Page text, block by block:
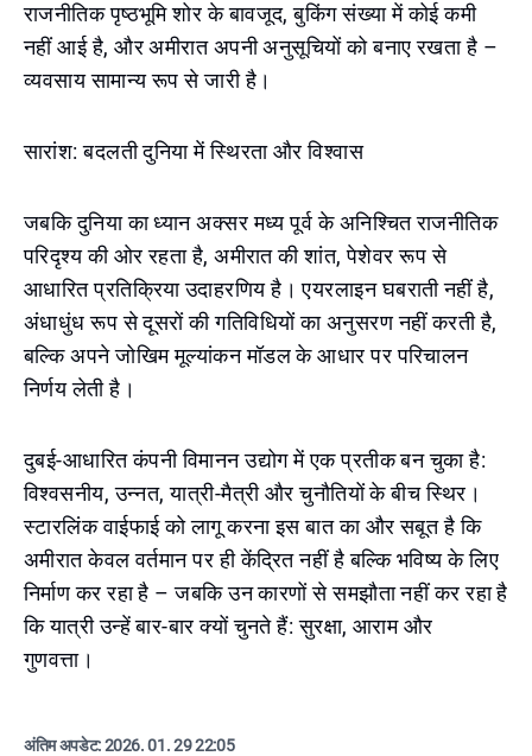
राजनीतिक पृष्ठभूमि शोर के बावजूद, बुकिंग संख्या में कोई कमी
नहीं आई है, और अमीरात अपनी अनुसूचियों को बनाए रखता है –
व्यवसाय सामान्य रूप से जारी है।
सारांश: बदलती दुनिया में स्थिरता और विश्वास
जबकि दुनिया का ध्यान अक्सर मध्य पूर्व के अनिश्चित राजनीतिक
परिदृश्य की ओर रहता है, अमीरात की शांत, पेशेवर रूप से
आधारित प्रतिक्रिया उदाहरणिय है। एयरलाइन घबराती नहीं है,
अंधाधुंध रूप से दूसरों की गतिविधियों का अनुसरण नहीं करती है,
बल्कि अपने जोखिम मूल्यांकन मॉडल के आधार पर परिचालन
निर्णय लेती है।
दुबई-आधारित कंपनी विमानन उद्योग में एक प्रतीक बन चुका है:
विश्वसनीय, उन्नत, यात्री-मैत्री और चुनौतियों के बीच स्थिर।
स्टारलिंक वाईफाई को लागू करना इस बात का और सबूत है कि
अमीरात केवल वर्तमान पर ही केंद्रित नहीं है बल्कि भविष्य के लिए
निर्माण कर रहा है – जबकि उन कारणों से समझौता नहीं कर रहा है
कि यात्री उन्हें बार-बार क्यों चुनते हैं: सुरक्षा, आराम और
गुणवत्ता।
अंतिम अपडेट:2026. 01. 29 22:05